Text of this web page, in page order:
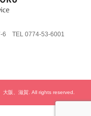
6 TEL 0774-53-6001
阪、滋賀. All rights reserved.